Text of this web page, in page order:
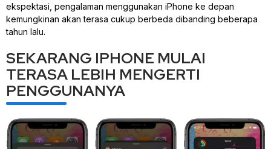
ekspektasi, pengalaman menggunakan iPhone ke depan
kemungkinan akan terasa cukup berbeda dibanding beberapa
tahun lalu.
SEKARANG IPHONE MULAI
TERASA LEBIH MENGERTI
PENGGUNANYA